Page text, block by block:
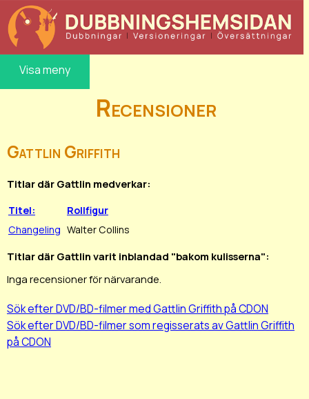
Visa meny
Recensioner
Gattlin Griffith
Titlar där Gattlin medverkar:
Titel:
Rollfigur
Changeling Walter Collins
Titlar där Gattlin varit inblandad "bakom kulisserna":
Inga recensioner för närvarande.
Sök efter DVD/BD-filmer med Gattlin Griffith på CDON
Sök efter DVD/BD-filmer som regisserats av Gattlin Griffith
på CDON